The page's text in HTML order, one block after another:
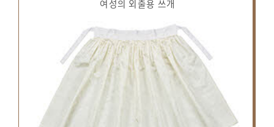
여성의 외출용 쓰개